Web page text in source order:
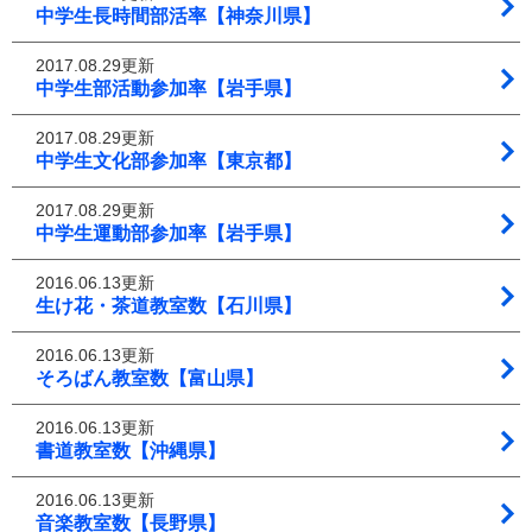
中学生長時間部活率【神奈川県】
2017.08.29更新
中学生部活動参加率【岩手県】
2017.08.29更新
中学生文化部参加率【東京都】
2017.08.29更新
中学生運動部参加率【岩手県】
2016.06.13更新
生け花・茶道教室数【石川県】
2016.06.13更新
そろばん教室数【富山県】
2016.06.13更新
書道教室数【沖縄県】
2016.06.13更新
音楽教室数【長野県】